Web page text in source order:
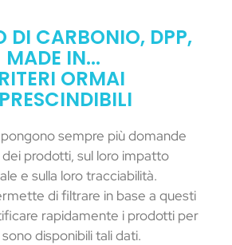
DI CARBONIO, DPP,
MADE IN...
ORMAI
sempre più domande
dei prodotti, sul loro impatto
e sulla loro tracciabilità.
di filtrare in base a questi
rapidamente i prodotti per
sono disponibili tali dati.